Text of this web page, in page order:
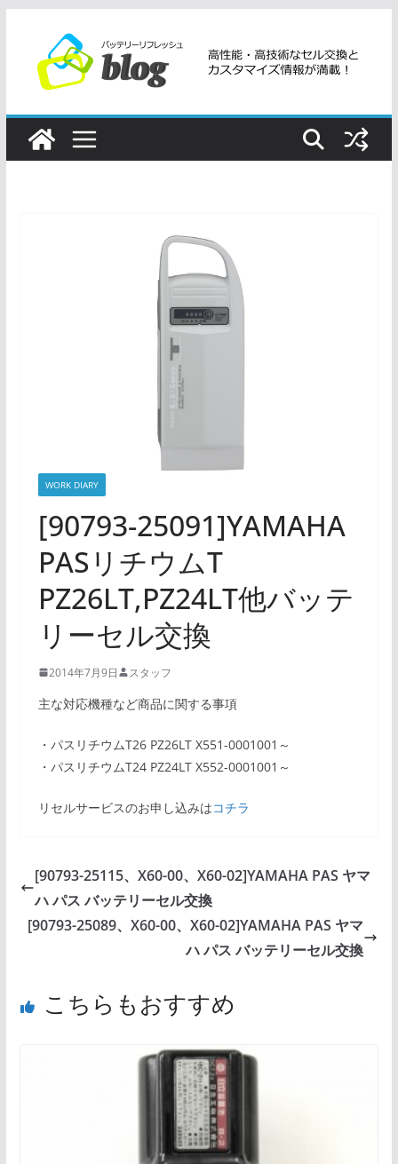
ツ
WORK DIARY
[90793-25091]YAMAHA
PASリチウムT
PZ26LT,PZ24LT他バッテ
リーセル交換
2014年7月9日 スタッフ
主な対応機種など商品に関する事項
・パスリチウムT26 PZ26LT X551-0001001～
・パスリチウムT24 PZ24LT X552-0001001～
リセルサービスのお申し込みはコチラ
[90793-25115、X60-00、X60-02]YAMAHA PAS ヤマ
ハ パス バッテリーセル交換
[90793-25089、X60-00、X60-02]YAMAHA PAS ヤマ
ハ パス バッテリーセル交換
こちらもおすすめ